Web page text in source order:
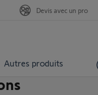
Autres produits
Devis avec un pro